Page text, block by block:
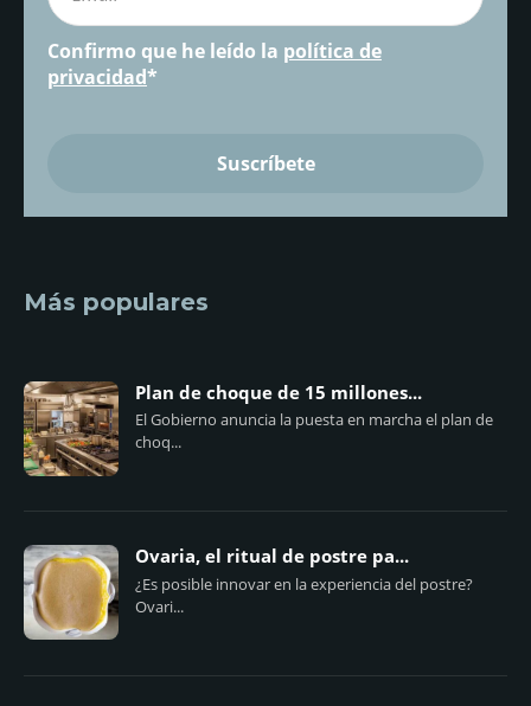
Confirmo que he leído la política de
privacidad*
Más populares
Plan de choque de 15 millones...
El Gobierno anuncia la puesta en marcha el plan de
choq...
Ovaria, el ritual de postre pa...
¿Es posible innovar en la experiencia del postre?
Ovari...